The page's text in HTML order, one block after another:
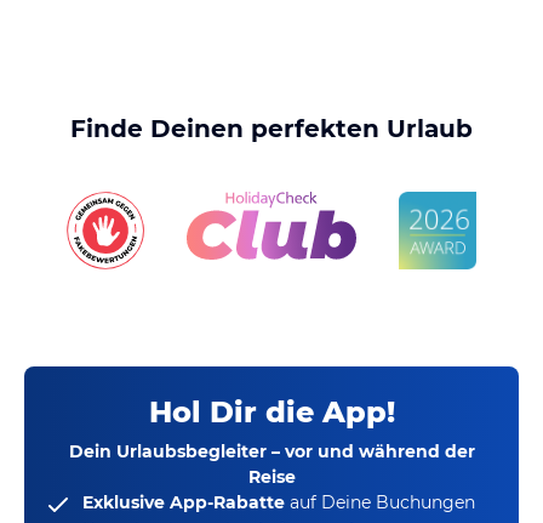
Finde Deinen perfekten Urlaub
Hol Dir die App!
Dein Urlaubsbegleiter – vor und während der
Reise
Exklusive App-Rabatte auf Deine Buchungen